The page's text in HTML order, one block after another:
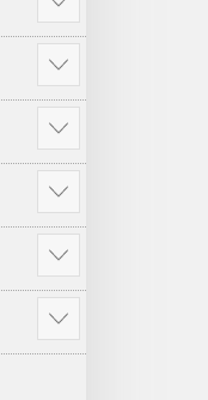
Zobraziť
viac
Zobraziť
viac
Zobraziť
viac
Zobraziť
viac
Zobraziť
viac
Zobraziť
viac